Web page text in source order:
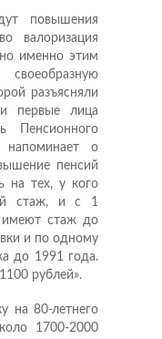
повышения
валоризация
именно этим
разъясняли
первые лица
Пенсионного
напоминает о
пенсий
на тех, у кого
стаж, и с 1
имеют стаж до
и по одному
до 1991 года.
рублей».
на 80-летнего
1700-2000